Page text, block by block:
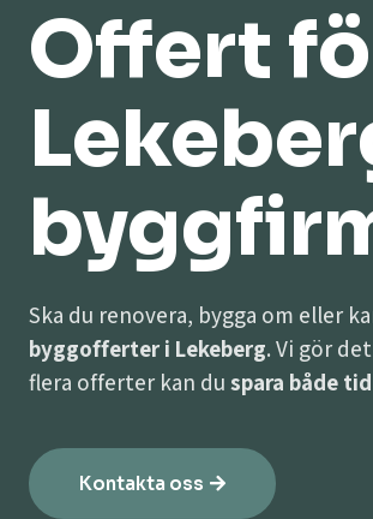
Offert
Ska du renovera, bygga om eller
byggofferter i Lekeberg. Vi gör
flera offerter kan du spara både
Kontakta oss